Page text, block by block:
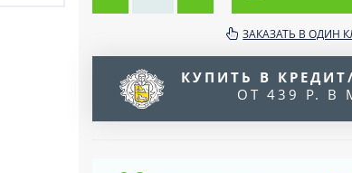
ЗАКАЗАТЬ В ОДИН
КУПИТЬ В
ОТ 439 Р. В